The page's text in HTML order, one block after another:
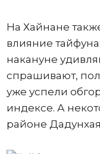
На Хайнане
влияние
накануне
спрашивают,
уже успели
индексе. А
районе